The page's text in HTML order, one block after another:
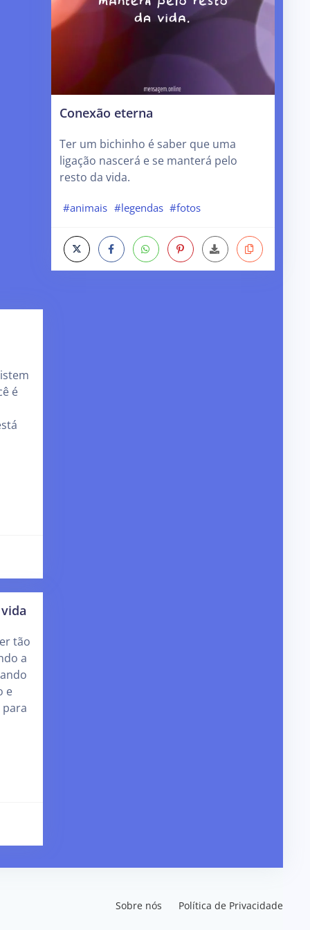
é
tão
a
e
Conexão eterna
Ter um bichinho é saber que uma
ligação nascerá e se manterá pelo
resto da vida.
#animais #legendas #fotos
Sobre nós Política de Privacidade